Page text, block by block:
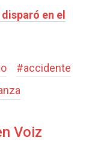
en el
#accidente
Voiz